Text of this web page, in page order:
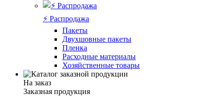
⚡️ Распродажа
Пакеты
Двухшовные пакеты
Пленка
Расходные материалы
Хозяйственные товары
На заказ
Заказная продукция